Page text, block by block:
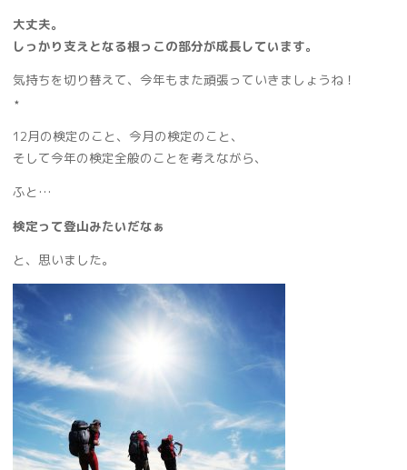
大丈夫。
しっかり支えとなる根っこの部分が成長しています。
気持ちを切り替えて、今年もまた頑張っていきましょうね！
⋆
12月の検定のこと、今月の検定のこと、
そして今年の検定全般のことを考えながら、
ふと…
検定って登山みたいだなぁ
と、思いました。